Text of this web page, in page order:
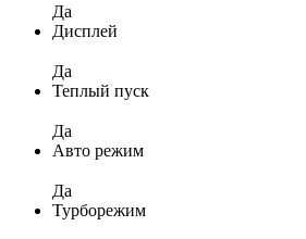
Да
Дисплей
Да
Теплый пуск
Да
Авто режим
Да
Турборежим